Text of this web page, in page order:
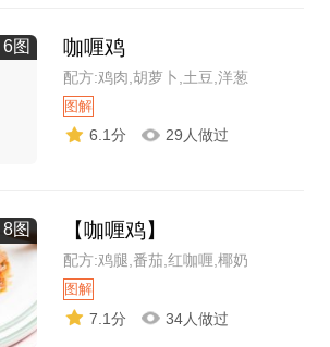
6图 咖喱鸡
配方:鸡肉,胡萝卜,土豆,洋葱
图解
6.1分 29人做过
8图 【咖喱鸡】
配方:鸡腿,番茄,红咖喱,椰奶
图解
7.1分 34人做过